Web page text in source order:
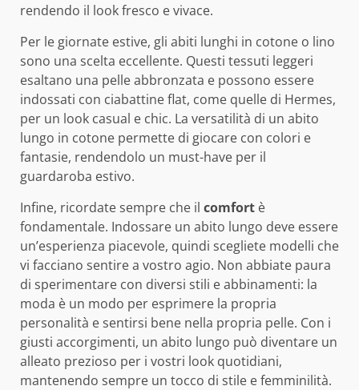
rendendo il look fresco e vivace.
Per le giornate estive, gli abiti lunghi in cotone o lino
sono una scelta eccellente. Questi tessuti leggeri
esaltano una pelle abbronzata e possono essere
indossati con ciabattine flat, come quelle di Hermes,
per un look casual e chic. La versatilità di un abito
lungo in cotone permette di giocare con colori e
fantasie, rendendolo un must-have per il
guardaroba estivo.
Infine, ricordate sempre che il comfort è
fondamentale. Indossare un abito lungo deve essere
un’esperienza piacevole, quindi scegliete modelli che
vi facciano sentire a vostro agio. Non abbiate paura
di sperimentare con diversi stili e abbinamenti: la
moda è un modo per esprimere la propria
personalità e sentirsi bene nella propria pelle. Con i
giusti accorgimenti, un abito lungo può diventare un
alleato prezioso per i vostri look quotidiani,
mantenendo sempre un tocco di stile e femminilità.